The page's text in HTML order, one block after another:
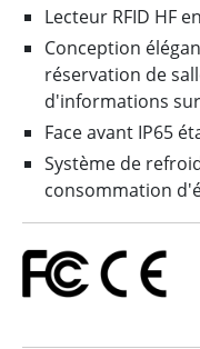
Lecteur RFID HF
Conception
réservation de
d'informations
Face avant IP65
Système de
consommation